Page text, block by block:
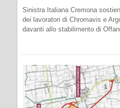
Sinistra Italiana Cremona
dei lavoratori di Chromavis e
davanti allo stabilimento di